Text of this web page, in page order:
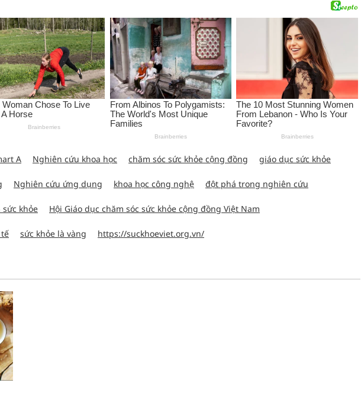
A Nghiên cứu khoa học chăm sóc sức khỏe cộng đồng giáo dục sức khỏe
Nghiên cứu ứng dụng khoa học công nghệ đột phá trong nghiên cứu
sức khỏe Hội Giáo dục chăm sóc sức khỏe cộng đồng Việt Nam
sức khỏe là vàng https://suckhoeviet.org.vn/